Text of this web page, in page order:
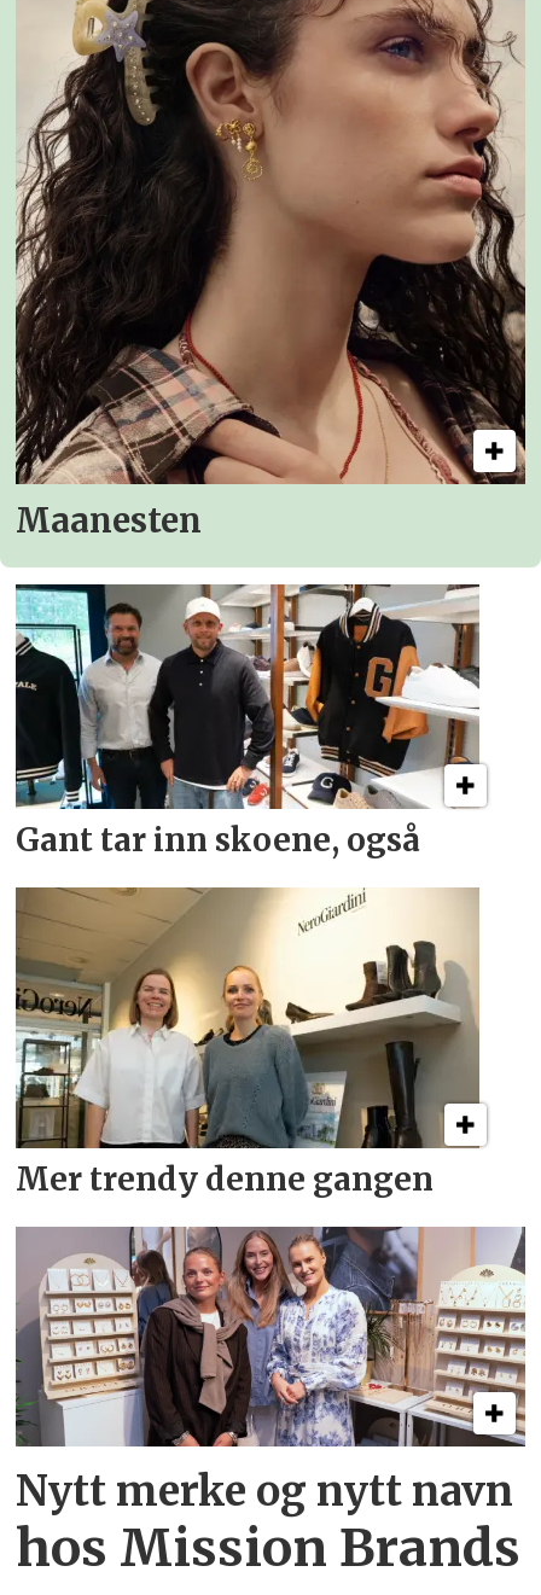
Maanesten
Gant tar inn skoene, også
Mer trendy denne gangen
Nytt merke og nytt navn
hos Mission Brands